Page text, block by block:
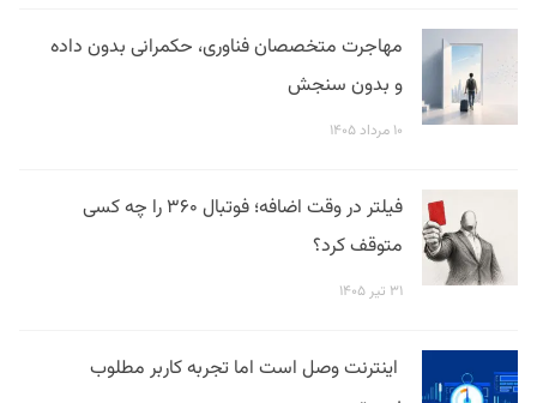
مهاجرت متخصصان فناوری، حکمرانی بدون داده
و بدون سنجش
۱۰ مرداد ۱۴۰۵
فیلتر در وقت اضافه؛ فوتبال ۳۶۰ را چه کسی
متوقف کرد؟
۳۱ تیر ۱۴۰۵
اینترنت وصل است اما تجربه کاربر مطلوب